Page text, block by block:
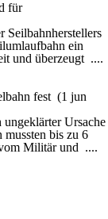
für
Seilbahnherstellers
ein
und überzeugt ....
fest (1 jun
Ursache
mussten bis zu 6
Militär und ....